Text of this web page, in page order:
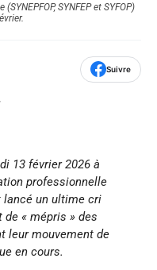
SYNFEP et SYFOP)
Suivre
13 février 2026 à
professionnelle
lancé un ultime cri
de « mépris » des
leur mouvement de
en cours.